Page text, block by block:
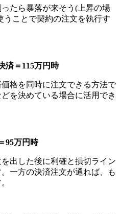
たら暴落が来そう(上昇の場
うことで契約の注文を執行す
済＝115万円時
格を同時に注文できる方法で
を決めている場合に活用でき
95万円時
出した後に利確と損切ライン
一方の決済注文が通れば、も